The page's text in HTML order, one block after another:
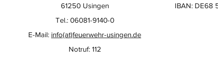
IBAN: DE68
61250 Usingen
Tel.: 06081-9140-0
E-Mail: info(at)feuerwehr-usingen.de
Notruf: 112